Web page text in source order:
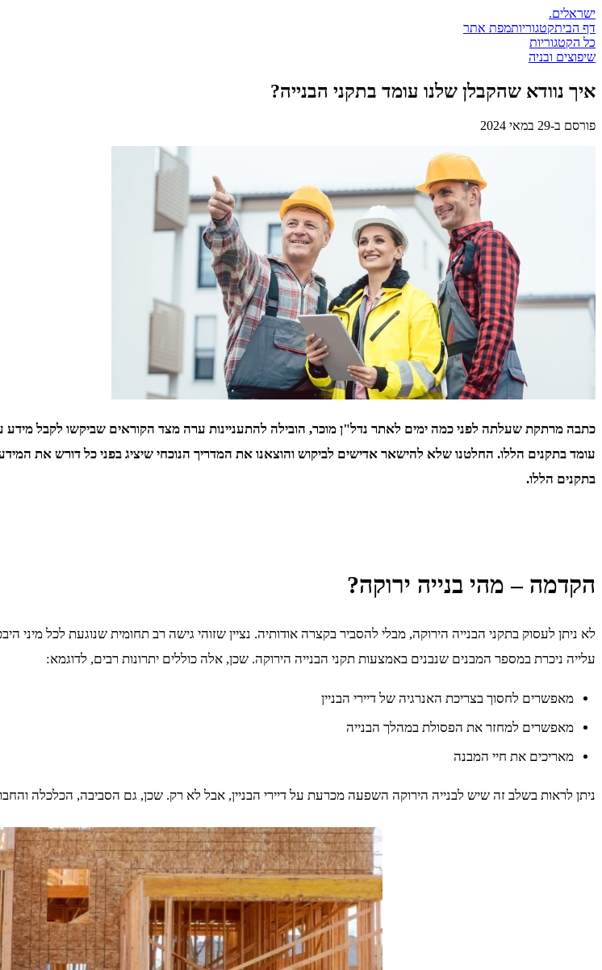
ישראלים.
דף הביתקטגוריותמפת אתר
כל הקטגוריות
שיפוצים ובניה
איך נוודא שהקבלן שלנו עומד בתקני הבנייה?
פורסם ב-29 במאי 2024
עומד בתקנים הללו. החלטנו שלא להישאר אדישים לביקוש והוצאנו את המדריך הנוכחי שיציג בפני כל דורש את
בתקנים הללו.
הקדמה – מהי בנייה ירוקה?
לא ניתן לעסוק בתקני הבנייה הירוקה, מבלי להסביר בקצרה אודותיה. נציין שזוהי גישה רב תחומית שנוגעת לכל מיני
עלייה ניכרת במספר המבנים שנבנים באמצעות תקני הבנייה הירוקה. שכן, אלה כוללים יתרונות רבים, לדוגמא:
מאפשרים לחסוך בצריכת האנרגיה של דיירי הבניין
מאפשרים למחזר את הפסולת במהלך הבנייה
מאריכים את חיי המבנה
ניתן לראות בשלב זה שיש לבנייה הירוקה השפעה מכרעת על דיירי הבניין, אבל לא רק. שכן, גם הסביבה, הכלכלה